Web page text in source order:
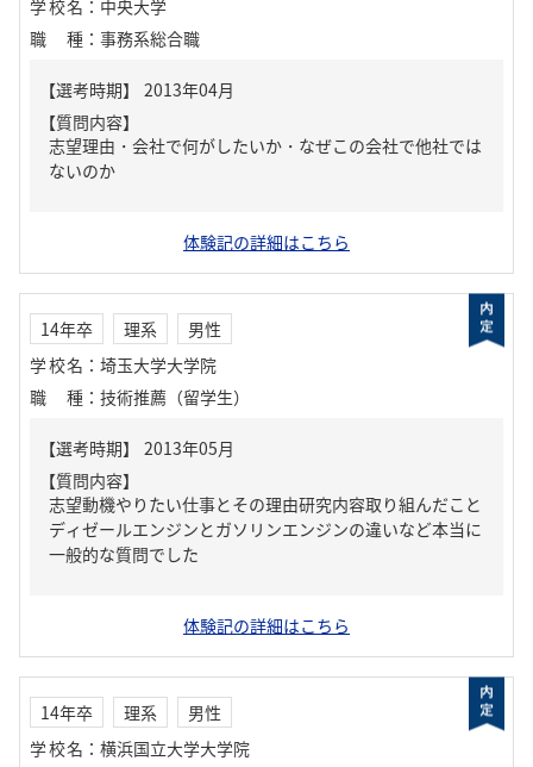
学校名 ： 中央大学
職種 ： 事務系総合職
【質問内容】
志望理由・会社で何がしたいか・なぜこの会社で他社では
ないのか
体験記の詳細はこちら
14年卒 理系
男性
学校名 ： 埼玉大学大学院
職種 ： 技術推薦（留学生）
【質問内容】
志望動機やりたい仕事とその理由研究内容取り組んだこと
ディゼールエンジンとガソリンエンジンの違いなど本当に
一般的な質問でした
体験記の詳細はこちら
14年卒 理系
男性
学校名 ： 横浜国立大学大学院